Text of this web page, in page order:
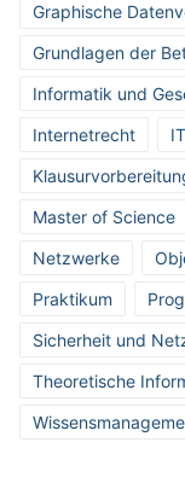
Graphische
Grundlagen der
Informatik und
Internetrecht
Master of Science
Netzwerke
Praktikum
Sicherheit und
Theoretische